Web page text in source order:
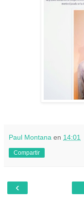
Paul Montana en 14:01
Compartir
‹